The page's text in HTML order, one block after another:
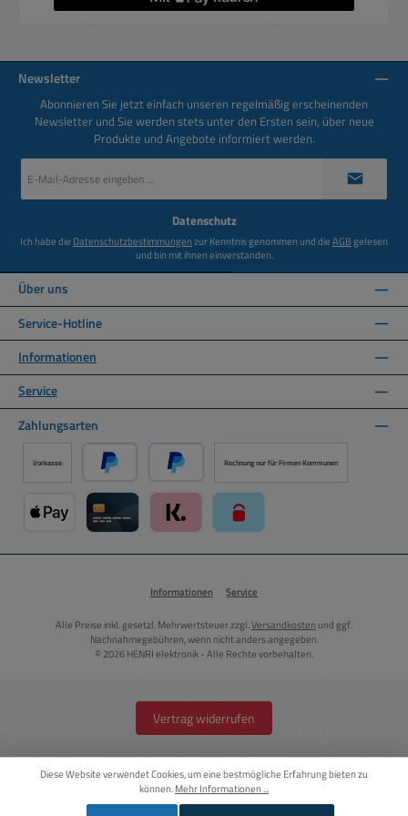
Newsletter
Abonnieren Sie jetzt einfach unseren regelmäßig erscheinenden
Newsletter und Sie werden stets unter den Ersten sein, über neue
Produkte und Angebote informiert werden.
Mail-
Datenschutz
Ich habe die Datenschutzbestimmungenzur Kenntnis genommen und dieAGBgelesen
und bin mit ihnen einverstanden.
Über uns
Service-Hotline
Informationen
Service
Zahlungsarten
Vorkasse
PayPal Später Bezahlen über PayPal
Rechnung nur für Firmen Kommunen
Informationen Service
Alle Preise inkl. gesetzl. Mehrwertsteuer zzgl.Versandkosten und ggf.
Nachnahmegebühren, wenn nicht anders angegeben.
© 2026 HENRI elektronik - Alle Rechte vorbehalten.
Vertrag widerrufen
Diese Website verwendet Cookies, um eine bestmögliche Erfahrung bieten zu
können.Mehr Informationen ...